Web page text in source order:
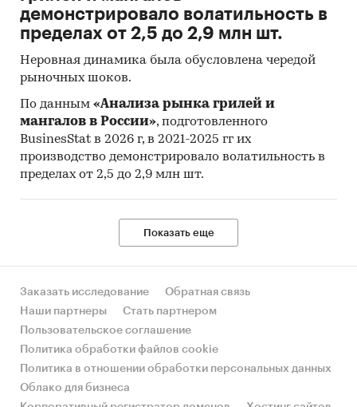
демонстрировало волатильность в
пределах от 2,5 до 2,9 млн шт.
Неровная динамика была обусловлена чередой
рыночных шоков.
По данным «Анализа рынка грилей и
мангалов в России», подготовленного
BusinesStat в 2026 г, в 2021-2025 гг их
производство демонстрировало волатильность в
пределах от 2,5 до 2,9 млн шт.
Показать еще
Заказать исследование
Обратная связь
Наши партнеры
Стать партнером
Пользовательское соглашение
Политика обработки файлов cookie
Политика в отношении обработки персональных данных
Облако для бизнеса